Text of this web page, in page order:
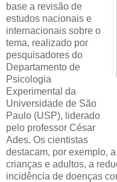
base a revisão de
estudos nacionais e
internacionais sobre o
tema, realizado por
pesquisadores do
Departamento de
Psicologia
Experimental da
Universidade de São
Paulo (USP), liderado
pelo professor César
Ades. Os cientistas
destacam, por exemplo,
crianças e adultos, a
incidência de doenças